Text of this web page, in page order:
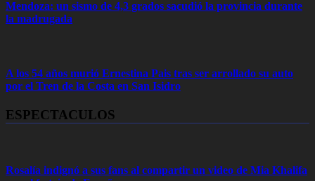
Mendoza: un sismo de 4,3 grados sacudió la provincia durante
la madrugada
A los 54 años murió Ernestina Pais tras ser arrollado su auto
por el Tren de la Costa en San Isidro
ESPECTACULOS
Rosalía indignó a sus fans al compartir un video de Mia Khalifa